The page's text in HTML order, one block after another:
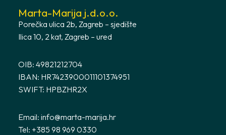
Marta-Marija j.d.o.o.
Porečka ulica 2b, Zagreb – sjedište
Ilica 10, 2 kat, Zagreb – ured
OIB: 49821212704
IBAN: HR7423900011101374951
SWIFT: HPBZHR2X
Email: info@marta-marija.hr
Tel: +385 98 969 0330